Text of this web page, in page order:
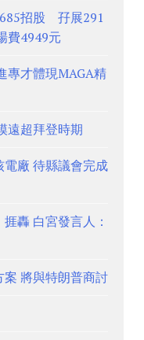
招股 孖展291
費4949元
專才體現MAGA精
遠超拜登時期
廠 待縣議會完成
轟 白宮發言人：
將與特朗普商討